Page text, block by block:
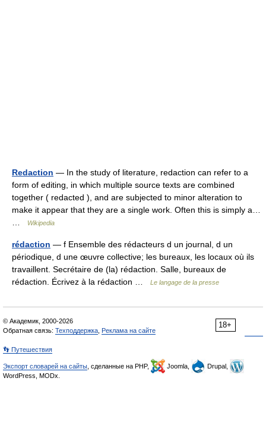
Redaction — In the study of literature, redaction can refer to a
form of editing, in which multiple source texts are combined
together ( redacted ), and are subjected to minor alteration to
make it appear that they are a single work. Often this is simply a…
Wikipedia
rédaction — f Ensemble des rédacteurs d un journal, d un
périodique, d une œuvre collective; les bureaux, les locaux où ils
travaillent. Secrétaire de (la) rédaction. Salle, bureaux de
rédaction. Écrivez à la rédaction …
Le langage de la presse
18+
© Академик, 2000-2026
Обратная связь: Техподдержка Реклама на сайте
👣 Путешествия
Экспорт словарей на сайты , сделанные на PHP, Joomla,
Drupal,
WordPress, MODx.